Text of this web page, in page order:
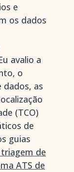
e
os dados
avalio a
o
dados, as
(TCO)
de
guias
de
ATS de